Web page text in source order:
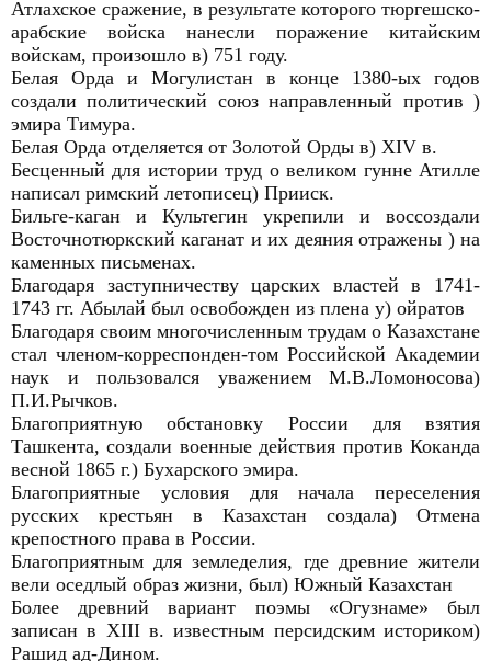
Атлахское сражение, в результате которого тюргешско-
арабские войска нанесли поражение китайским
войскам, произошло в) 751 году.
Белая Орда и Могулистан в конце 1380-ых годов
создали политический союз направленный против )
эмира Тимура.
Белая Орда отделяется от Золотой Орды в) XIV в.
Бесценный для истории труд о великом гунне Атилле
написал римский летописец) Прииск.
Бильге-каган и Культегин укрепили и воссоздали
Восточнотюркский каганат и их деяния отражены ) на
каменных письменах.
Благодаря заступничеству царских властей в 1741-
1743 гг. Абылай был освобожден из плена у) ойратов
Благодаря своим многочисленным трудам о Казахстане
стал членом-корреспонден-том Российской Академии
наук и пользовался уважением М.В.Ломоносова)
П.И.Рычков.
Благоприятную обстановку России для взятия
Ташкента, создали военные действия против Коканда
весной 1865 г.) Бухарского эмира.
Благоприятные условия для начала переселения
русских крестьян в Казахстан создала) Отмена
крепостного права в России.
Благоприятным для земледелия, где древние жители
вели оседлый образ жизни, был) Южный Казахстан
Более древний вариант поэмы «Огузнаме» был
записан в XIII в. известным персидским историком)
Рашид ад-Дином.